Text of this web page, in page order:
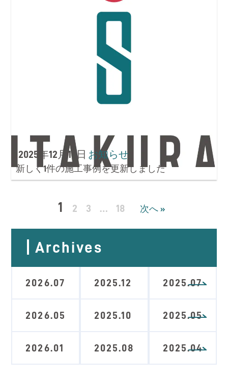
2025年12月15日 お知らせ
新しく1件の施工事例を更新しました
1 2 3 … 18 次へ »
Archives
2026.07
2026.05
2026.01
2025.12
2025.10
2025.08
2025.07
2025.05
2025.04